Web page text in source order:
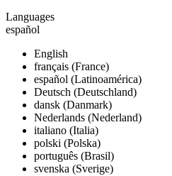
Languages
español
English
français (France)
español (Latinoamérica)
Deutsch (Deutschland)
dansk (Danmark)
Nederlands (Nederland)
italiano (Italia)
polski (Polska)
português (Brasil)
svenska (Sverige)